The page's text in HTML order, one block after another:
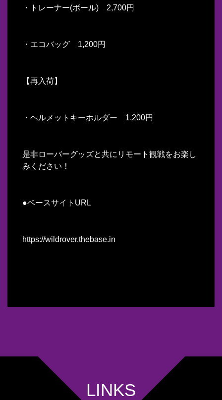
・トレーナー(ボール) 2,700円
・エコバッグ 1,200円
【再入荷】
・ヘルメットキーホルダー 1,200円
是非ローバーグッズと共にリモート観戦をお楽し
みください！
●ベースサイトURL
https://wildrover.thebase.in
LINKS